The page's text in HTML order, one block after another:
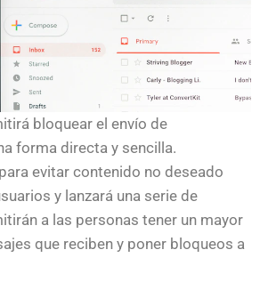
bloquear el envío de
forma directa y sencilla.
evitar contenido no deseado
y lanzará una serie de
a las personas tener un mayor
que reciben y poner bloqueos a